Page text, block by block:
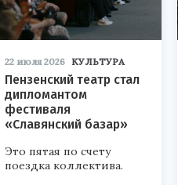
22 июля 2026 КУЛЬТУРА
Пензенский театр стал
дипломантом
фестиваля
«Славянский базар»
Это пятая по счету
поездка коллектива.